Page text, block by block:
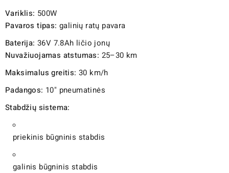
Variklis: 500W
Pavaros tipas: galinių ratų pavara
Baterija: 36V 7.8Ah ličio jonų
Nuvažiuojamas atstumas: 25–30 km
Maksimalus greitis: 30 km/h
Padangos: 10" pneumatinės
Stabdžių sistema:
priekinis būgninis stabdis
galinis būgninis stabdis